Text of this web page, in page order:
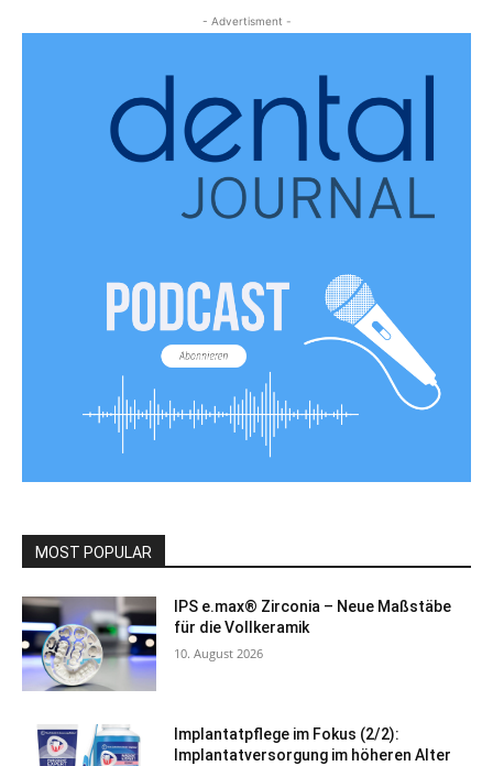
- Advertisment -
MOST POPULAR
IPS e.max® Zirconia – Neue Maßstäbe
für die Vollkeramik
10. August 2026
Implantatpflege im Fokus (2/2):
Implantatversorgung im höheren Alter